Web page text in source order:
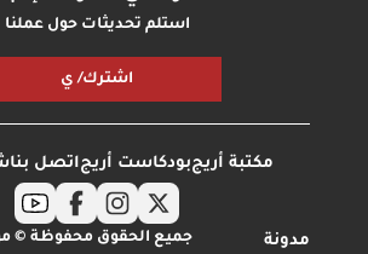
استلم تحديثات حول عملنا
اشترك/ ي
مكتبة أريجبودكاست أريجاتصل بنا
مدونة
جميع الحقوق محفوظة ©